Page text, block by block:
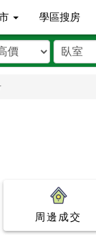
學區搜房
周邊成交